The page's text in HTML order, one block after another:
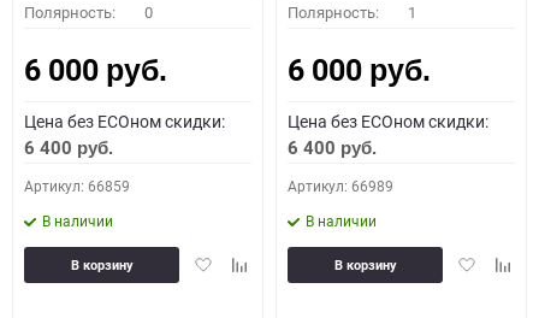
Полярность: 0
6 000 руб.
Цена без ECOном скидки:
6 400 руб.
Артикул: 66859
В наличии
ДобавитьДобавить
В корзину
Полярность: 1
6 000 руб.
Цена без ECOном скидки:
6 400 руб.
Артикул: 66989
В наличии
Добавить
В корзину